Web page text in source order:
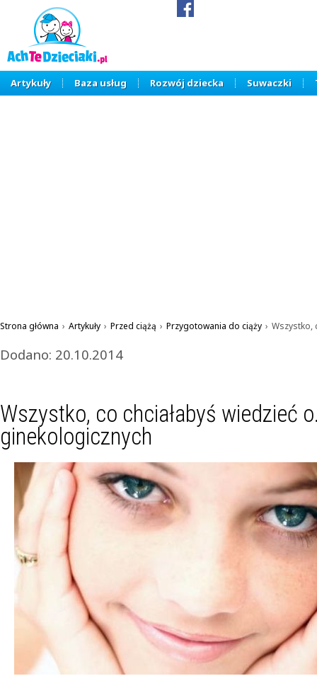
Artykuły Baza usług Rozwój dziecka Suwaczki
Strona główna › Artykuły › Przed ciążą › Przygotowania do ciąży › Wszystko,
Dodano: 20.10.2014
Wszystko, co chciałabyś wiedzieć
ginekologicznych